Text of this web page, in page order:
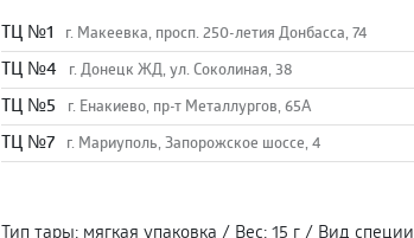
TЦ №1 г. Макеевка, просп. 250-летия Донбасса, 74
TЦ №4 г. Донецк ЖД, ул. Соколиная, 38
TЦ №5 г. Енакиево, пр-т Металлургов, 65А
ТЦ №7 г. Мариуполь, Запорожское шоссе, 4
Тип тары: мягкая упаковка / Вес: 15 г / Вид специи